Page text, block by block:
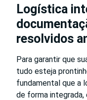
Logística
resolvidos
Para garantir que
tudo esteja
fundamental que a
de forma